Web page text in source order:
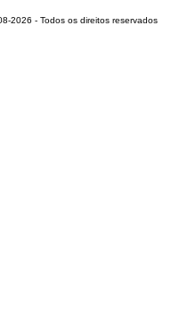
2026 - Todos os direitos reservados